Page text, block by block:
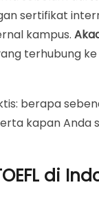
Bahasa
ITP?
sertifikat
kampus.
terhubung ke
berapa
kapan
di